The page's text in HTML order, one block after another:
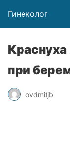
Гинеколог
при
ovdmitjb